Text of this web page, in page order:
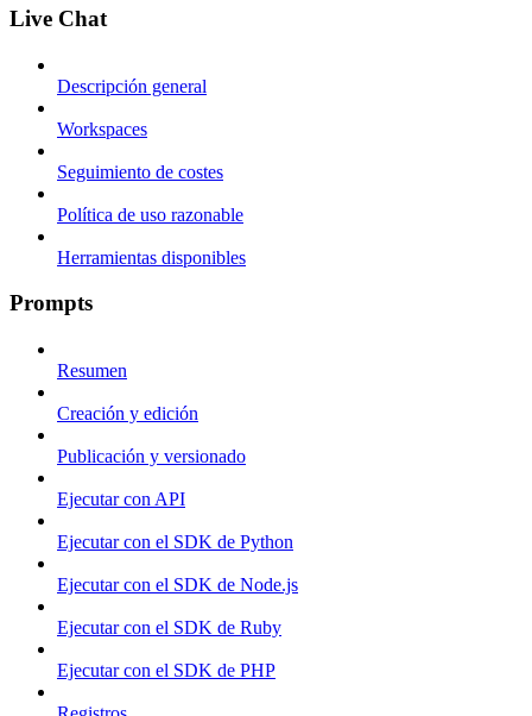
Live Chat
Descripción general
Workspaces
Seguimiento de costes
Política de uso razonable
Herramientas disponibles
Prompts
Resumen
Creación y edición
Publicación y versionado
Ejecutar con API
Ejecutar con el SDK de Python
Ejecutar con el SDK de Node.js
Ejecutar con el SDK de Ruby
Ejecutar con el SDK de PHP